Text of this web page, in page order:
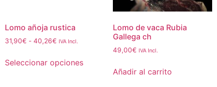
Lomo añoja rustica
31,90€ - 40,26€ IVA Incl.
Seleccionar opciones
Lomo de vaca Rubia
Gallega ch
49,00€ IVA Incl.
Añadir al carrito